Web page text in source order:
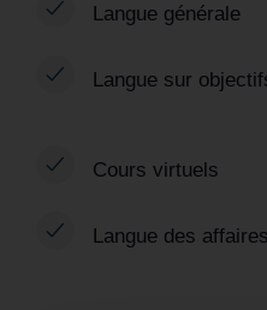
Langue générale
Langue sur
Cours virtuels
Langue des affaires